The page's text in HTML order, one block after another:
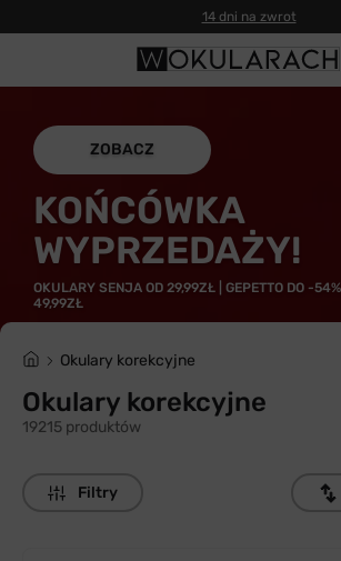
ZOBACZ
KOŃCÓWKA
WYPRZEDAŻY!
OKULARY SENJA OD 29,99ZŁ | GEPETTO DO -
49,99ZŁ
Okulary korekcyjne
Okulary korekcyjne
19215 produktów
Filtry